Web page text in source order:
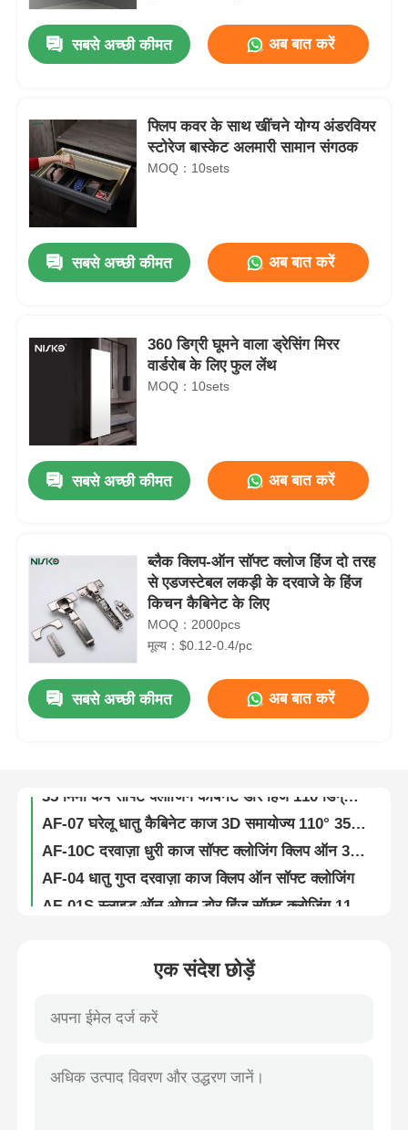
होम
उत्पाद
हमारे बारे में
गुणवत्ता नियंत्रण
हमसे संपर्क करें
सबसे अच्छी कीमत अब बात करें
फ्लिप कवर के साथ खींचने योग्य अंडरवियर
स्टोरेज बास्केट अलमारी सामान संगठक
MOQ：10sets
सबसे अच्छी कीमत अब बात करें
360 डिग्री घूमने वाला ड्रेसिंग मिरर
वार्डरोब के लिए फुल लेंथ
MOQ：10sets
सबसे अच्छी कीमत अब बात करें
ब्लैक क्लिप-ऑन सॉफ्ट क्लोज हिंज दो तरह
से एडजस्टेबल लकड़ी के दरवाजे के हिंज
किचन कैबिनेट के लिए
MOQ：2000pcs
मूल्य：$0.12-0.4/pc
सबसे अच्छी कीमत अब बात करें
D04 यूनिवर्सल टू वे कैबिनेट डोर हिंज स्लाइड ऑन सॉफ्ट क्लोजिंग
AF-04 धातु गुप्त दरवाज़ा काज क्लिप ऑन सॉफ्ट क्लोजिंग
AH02-A धातु मुक्त स्टॉप हिंज क्लिप पर नरम बंद समायोज्य
एक संदेश छोड़ें